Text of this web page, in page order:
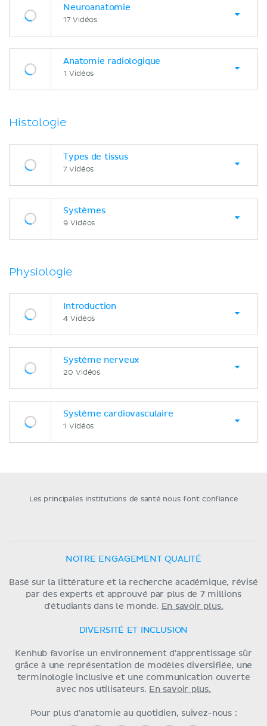
Neuroanatomie
17 Vidéos
Anatomie radiologique
1 Vidéos
Histologie
Types de tissus
7 Vidéos
Systèmes
9 Vidéos
Physiologie
Introduction
4 Vidéos
Système nerveux
20 Vidéos
Système cardiovasculaire
1 Vidéos
Les principales institutions de santé nous font confiance
NOTRE ENGAGEMENT QUALITÉ
Basé sur la littérature et la recherche académique, révisé
par des experts et approuvé par plus de 7 millions
d'étudiants dans le monde. En savoir plus.
DIVERSITÉ ET INCLUSION
Kenhub favorise un environnement d'apprentissage sûr
grâce à une représentation de modèles diversifiée, une
terminologie inclusive et une communication ouverte
avec nos utilisateurs. En savoir plus.
Pour plus d'anatomie au quotidien, suivez-nous :